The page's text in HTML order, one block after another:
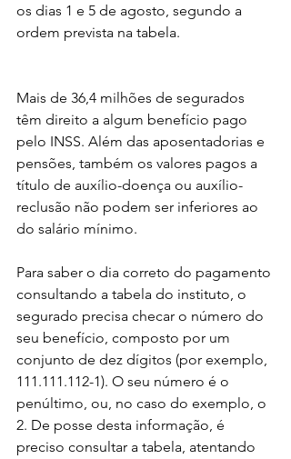
os dias 1 e 5 de agosto, segundo a
ordem prevista na tabela.
Mais de 36,4 milhões de segurados
têm direito a algum benefício pago
pelo INSS. Além das aposentadorias e
pensões, também os valores pagos a
título de auxílio-doença ou auxílio-
reclusão não podem ser inferiores ao
do salário mínimo.
Para saber o dia correto do pagamento
consultando a tabela do instituto, o
segurado precisa checar o número do
seu benefício, composto por um
conjunto de dez dígitos (por exemplo,
111.111.112-1). O seu número é o
penúltimo, ou, no caso do exemplo, o
2. De posse desta informação, é
preciso consultar a tabela, atentando